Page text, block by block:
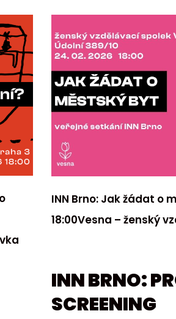
INN Brno: Jak žádat o
18:00Vesna – ženský
INN BRNO:
SCREENING